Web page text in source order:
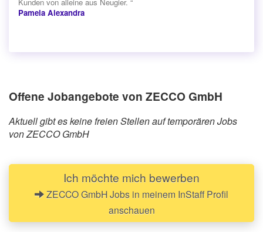
Kunden von alleine aus Neugier. “
Pamela Alexandra
Offene Jobangebote von ZECCO GmbH
Aktuell gibt es keine freien Stellen auf temporären Jobs
von ZECCO GmbH
Ich möchte mich bewerben
ZECCO GmbH Jobs in meinem InStaff Profil
anschauen